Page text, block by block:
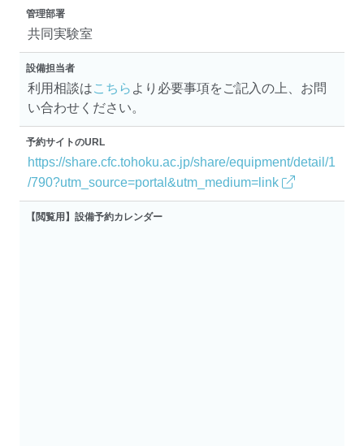
管理部署
共同実験室
設備担当者
利用相談はこちら より必要事項をご記入の上、お問
い合わせください。
予約サイトのURL
https://share.cfc.tohoku.ac.jp/share/equipment/detail/1
/790?utm_source=portal&utm_medium=link
【閲覧用】設備予約カレンダー